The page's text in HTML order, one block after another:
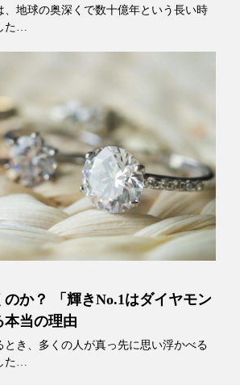
、地球の奥深くで数十億年という長い時
た…
か？ 「輝きNo.1はダイヤモン
本当の理由
とき、多くの人が真っ先に思い浮かべる
た…